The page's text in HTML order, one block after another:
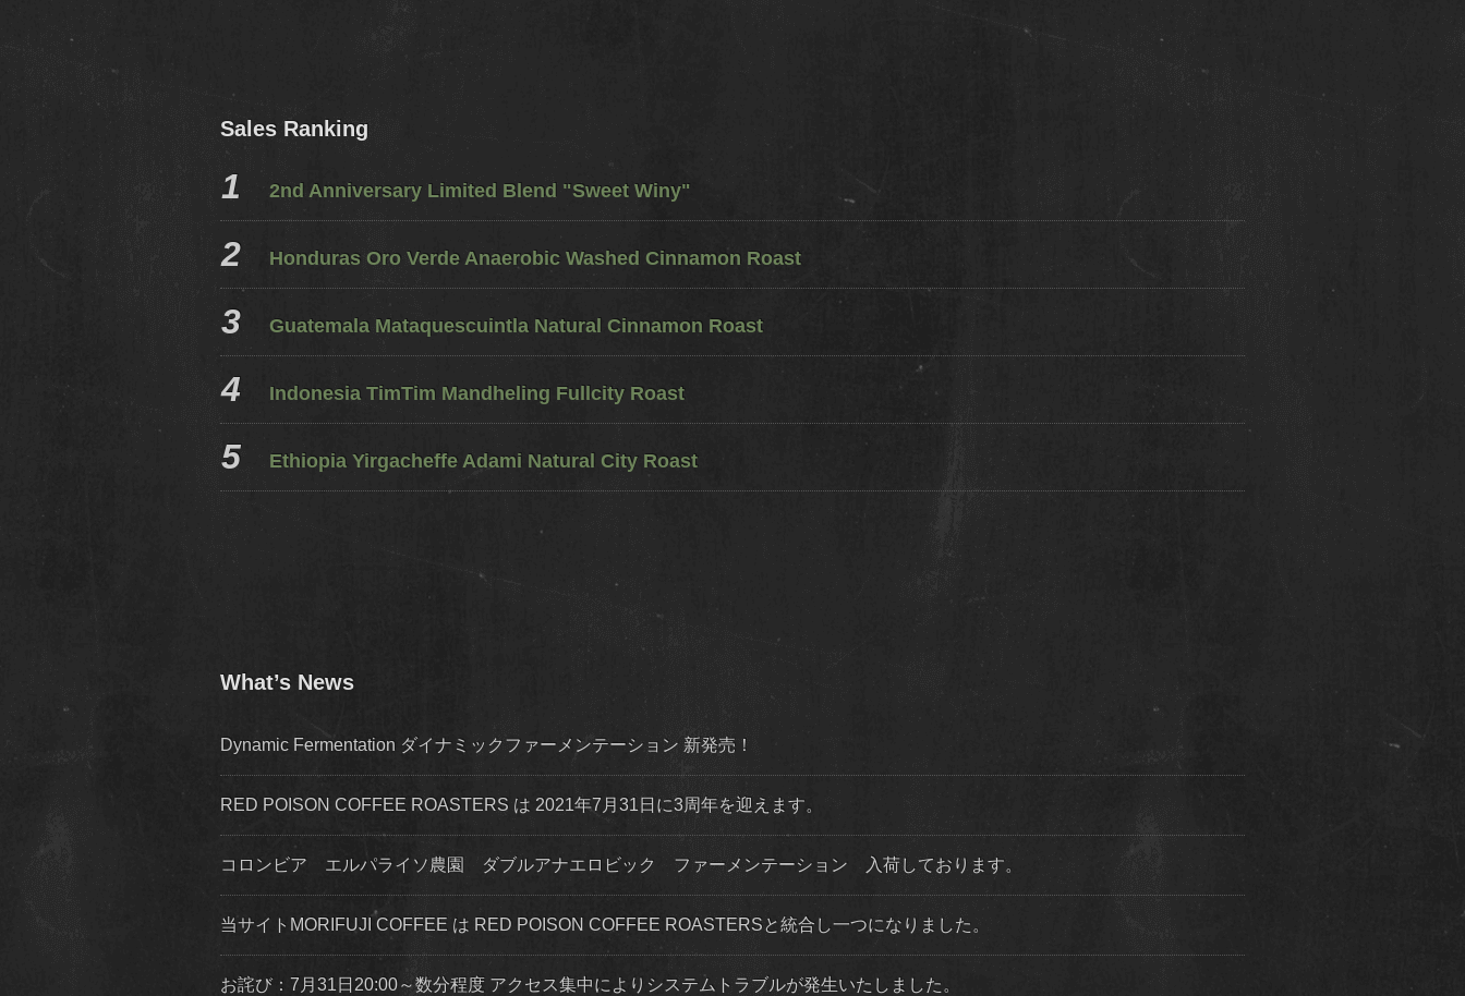
Sales Ranking
2nd Anniversary Limited Blend "Sweet Winy"
Honduras Oro Verde Anaerobic Washed Cinnamon Roast
Guatemala Mataquescuintla Natural Cinnamon Roast
Indonesia TimTim Mandheling Fullcity Roast
Ethiopia Yirgacheffe Adami Natural City Roast
What’s News
Dynamic Fermentation ダイナミックファーメンテーション 新発売！
RED POISON COFFEE ROASTERS は 2021年7月31日に3周年を迎えます。
コロンビア エルパライソ農園 ダブルアナエロビック ファーメンテーション 入荷しております。
当サイトMORIFUJI COFFEE は RED POISON COFFEE ROASTERSと統合し一つになりました。
お詫び：7月31日20:00～数分程度 アクセス集中によりシステムトラブルが発生いたしました。